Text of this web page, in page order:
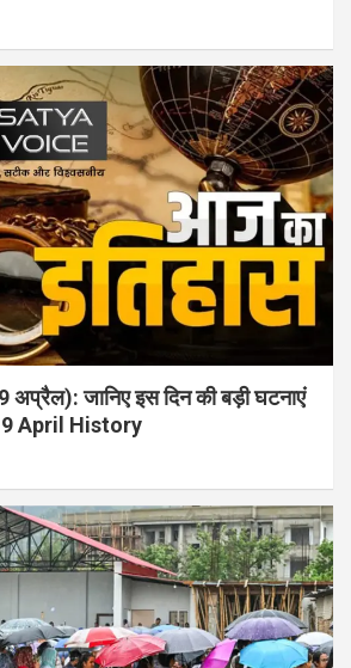
जानिए इस दिन की बड़ी घटनाएं
April History